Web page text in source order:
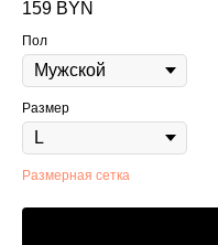
159 BYN
Пол
Размер
Размерная сетка